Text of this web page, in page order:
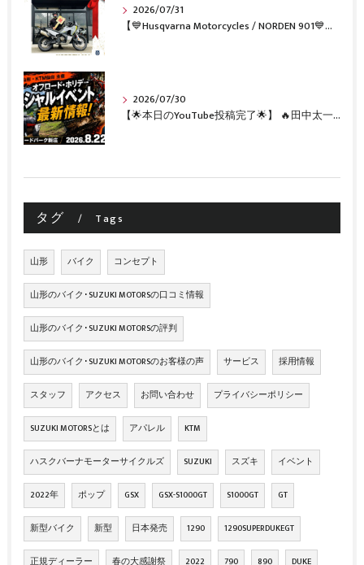
2026/07/31
【💙Husqvarna Motorcycles / NORDEN 901💙】 ご納車おめでとうございます🎉✨
2026/07/30
【🌟本日のYouTube投稿完了🌟】 🔥田中太一さんをスペシャルゲストに🔥 8月22日(土)オフロード・ホリデー最新情報！！
タグ Tags
山形 バイク コンセプト
山形のバイク･SUZUKI MOTORSの口コミ情報
山形のバイク･SUZUKI MOTORSの評判
山形のバイク･SUZUKI MOTORSのお客様の声 サービス 採用情報
スタッフ アクセス お問い合わせ プライバシーポリシー
SUZUKI MOTORSとは アパレル KTM
ハスクバーナモーターサイクルズ SUZUKI スズキ イベント
2022年 ポップ GSX GSX-S1000GT S1000GT GT
新型バイク 新型 日本発売 1290 1290SUPERDUKEGT
正規ディーラー 春の大感謝祭 2022 790 890 DUKE